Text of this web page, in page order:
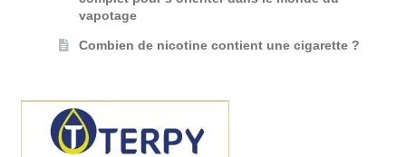
vapotage
Combien de nicotine contient une cigarette ?